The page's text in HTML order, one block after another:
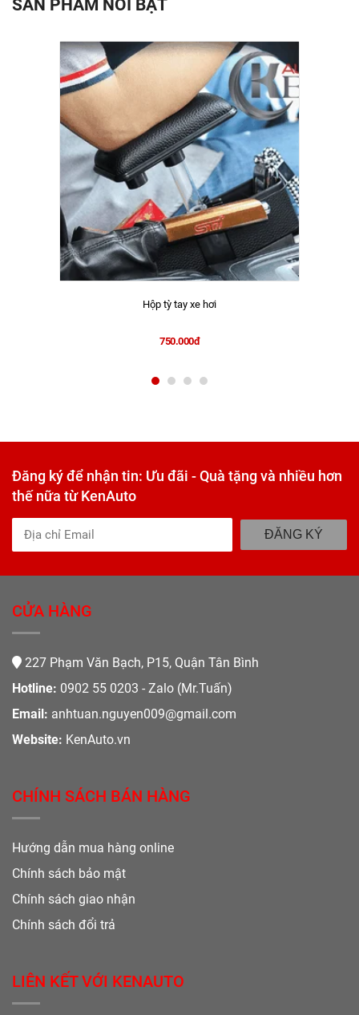
SẢN PHẨM NỔI BẬT
Hộp tỳ tay xe hơi
750.000đ
Đăng ký để nhận tin: Ưu đãi - Quà tặng và nhiều hơn
thế nữa từ KenAuto
ĐĂNG KÝ
CỬA HÀNG
227 Phạm Văn Bạch, P15, Quận Tân Bình
Hotline: 0902 55 0203 - Zalo (Mr.Tuấn)
Email: anhtuan.nguyen009@gmail.com
Website: KenAuto.vn
CHÍNH SÁCH BÁN HÀNG
Hướng dẫn mua hàng online
Chính sách bảo mật
Chính sách giao nhận
Chính sách đổi trả
LIÊN KẾT VỚI KENAUTO